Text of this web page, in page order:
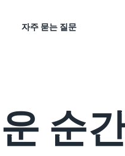
자주 묻는 질문
순